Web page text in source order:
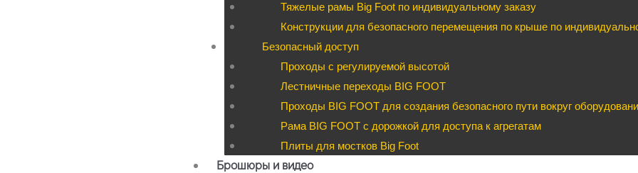
Тяжелые рамы Big Foot по индивидуальному заказу
Конструкции для безопасного перемещения по крыше по
Безопасный доступ
Проходы с регулируемой высотой
Лестничные переходы BIG FOOT
Проходы BIG FOOT для создания безопасного пути вокруг
Рама BIG FOOT с дорожкой для доступа к агрегатам
Плиты для мостков Big Foot
Брошюры и видео